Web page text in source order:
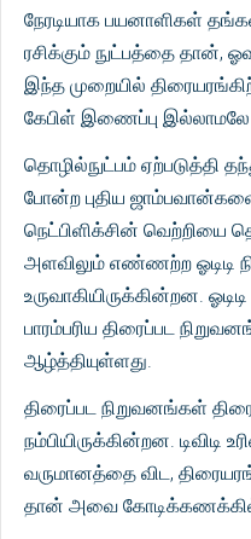
நேரடியாக பயனாளிகள்
ரசிக்கும் நுட்பத்தை தான்,
இந்த முறையில்
கேபிள் இணைப்பு இல்லாமலே
தொழில்நுட்பம் ஏற்படுத்தி
போன்ற புதிய ஜாம்பவான்களை
நெட்பிளிக்சின் வெற்றியை
அளவிலும் எண்ணற்ற ஓடிடி
உருவாகியிருக்கின்றன.
பாரம்பரிய திரைப்பட
ஆழ்த்தியுள்ளது.
திரைப்பட நிறுவனங்கள்
நம்பியிருக்கின்றன. டிவிடி
வருமானத்தை விட,
தான் அவை கோடிக்கணக்கில்